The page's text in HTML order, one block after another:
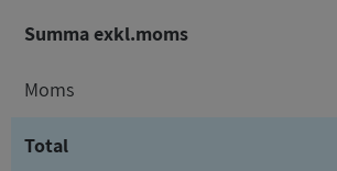
Summa exkl.moms
Moms
Total